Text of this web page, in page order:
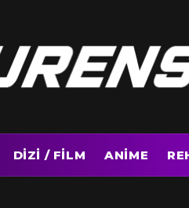
DIZI / FILM ANIME